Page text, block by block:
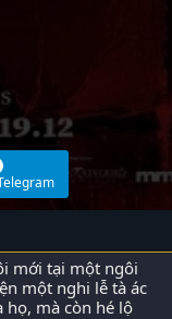
mới tại một ngôi
một nghi lễ tà ác
mà còn hé lộ